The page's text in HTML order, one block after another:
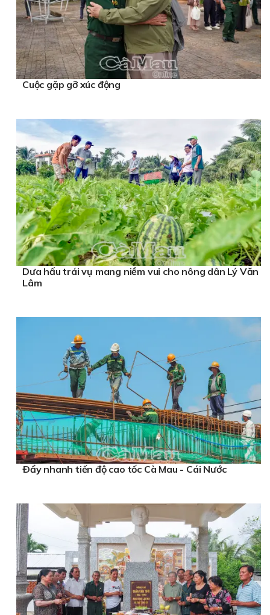
Cuộc gặp gỡ xúc động
Dưa hấu trái vụ mang niềm vui cho nông dân Lý Văn
Lâm
Ðẩy nhanh tiến độ cao tốc Cà Mau - Cái Nước